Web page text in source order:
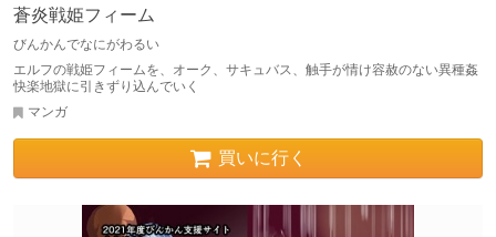
蒼炎戦姫フィーム
びんかんでなにがわるい
エルフの戦姫フィームを、オーク、サキュバス、触手が情け容赦のない異種姦
快楽地獄に引きずり込んでいく
マンガ
買いに行く